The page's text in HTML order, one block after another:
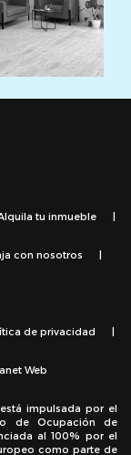
tu inmueble
con nosotros
de privacidad
Web
impulsada por el
de Ocupación de
al 100% por el
como parte de